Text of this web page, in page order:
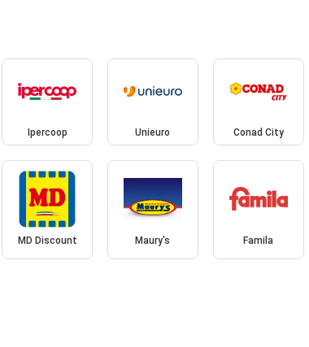
Ipercoop Unieuro Conad City
MD Discount Maury's Famila